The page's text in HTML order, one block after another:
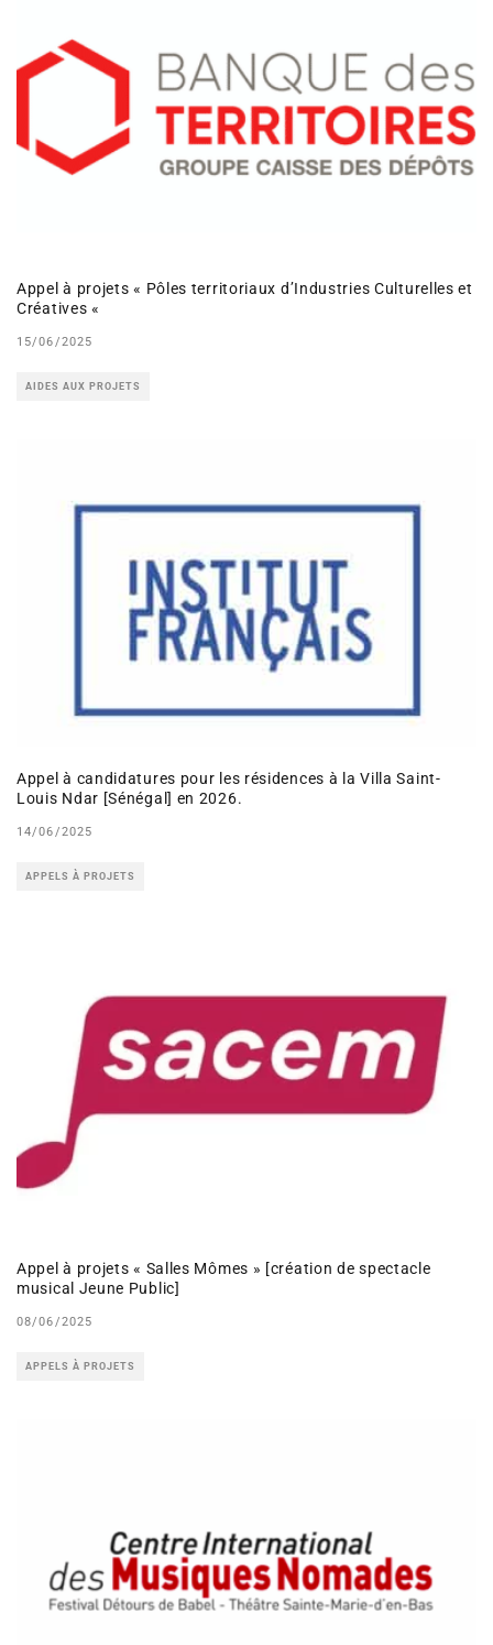
Appel à projets « Pôles territoriaux d’Industries Culturelles et
Créatives «
15/06/2025
AIDES AUX PROJETS
Appel à candidatures pour les résidences à la Villa Saint-
Louis Ndar [Sénégal] en 2026.
14/06/2025
APPELS À PROJETS
Appel à projets « Salles Mômes » [création de spectacle
musical Jeune Public]
08/06/2025
APPELS À PROJETS